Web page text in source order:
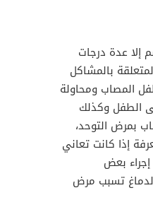
إلا عدة درجات
بالمشاكل
المصاب ومحاولة
الطفل وكذلك
بمرض التوحد،
إذا كانت تعاني
بعض
تسبب مرض